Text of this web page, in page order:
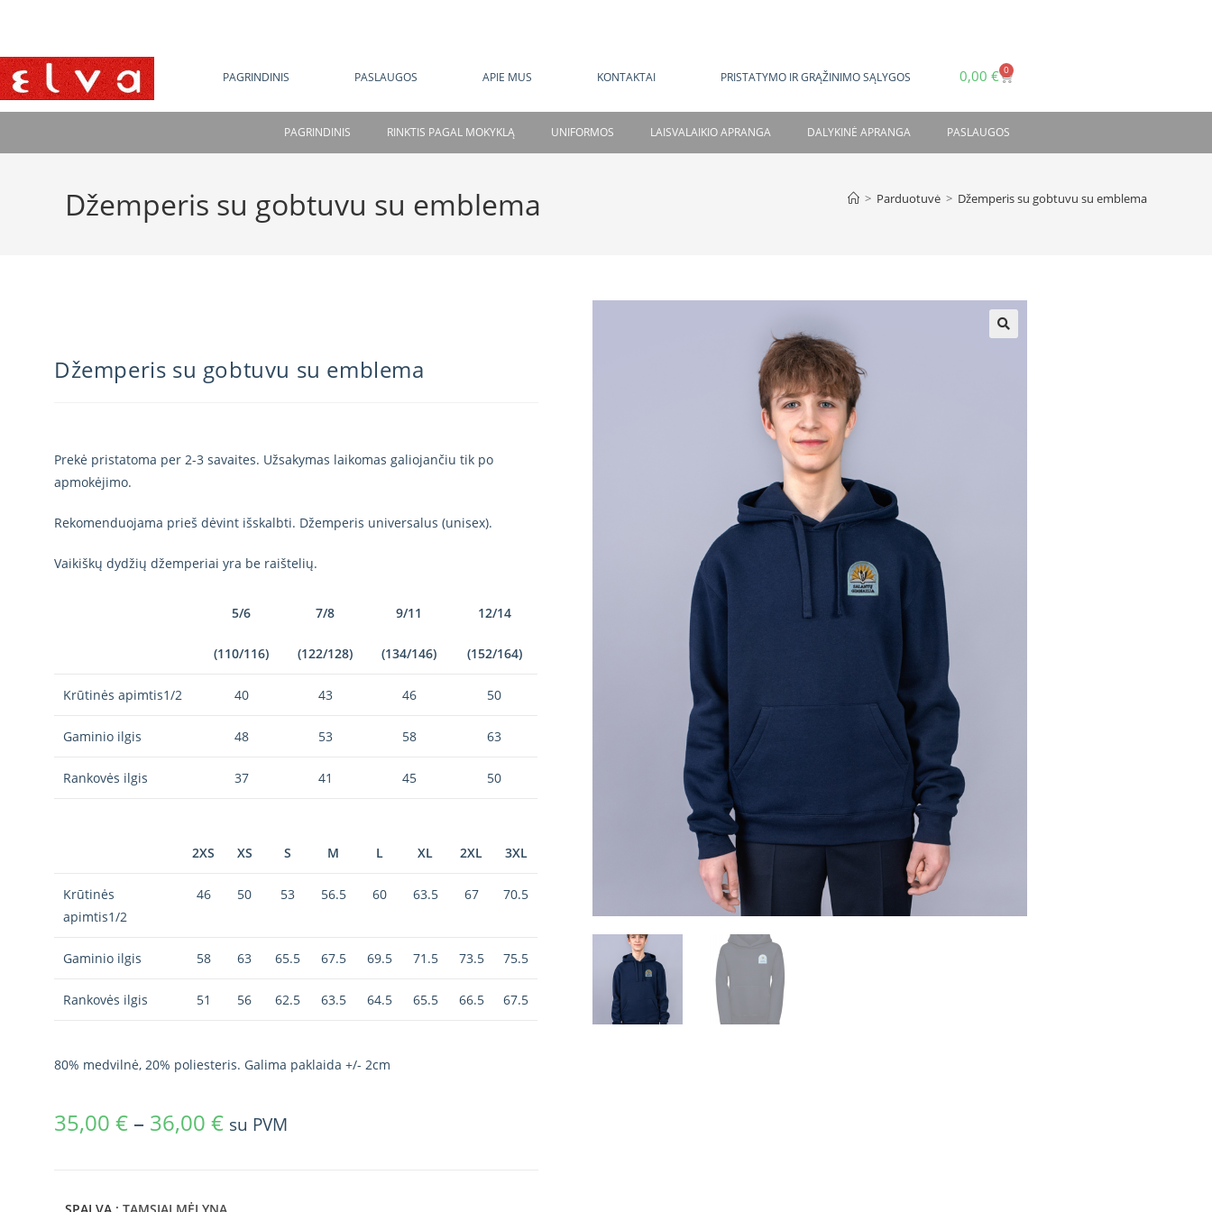
PAGRINDINIS PASLAUGOS APIE MUS KONTAKTAI PRISTATYMO IR GRĄŽINIMO SĄLYGOS 0,00 € 0
PAGRINDINIS RINKTIS PAGAL MOKYKLĄ UNIFORMOS LAISVALAIKIO APRANGA DALYKINĖ APRANGA PASLAUGOS
Džemperis su gobtuvu su emblema > Parduotuvė > Džemperis su gobtuvu su emblema
Džemperis su gobtuvu su emblema
Prekė pristatoma per 2-3 savaites. Užsakymas laikomas galiojančiu tik po
apmokėjimo.
Rekomenduojama prieš dėvint išskalbti. Džemperis universalus (unisex).
Vaikiškų dydžių džemperiai yra be raištelių.
5/6
(110/116)
7/8
(122/128)
9/11
(134/146)
12/14
(152/164)
Krūtinės apimtis1/2 40 43 46 50
Gaminio ilgis 48 53 58 63
Rankovės ilgis 37 41 45 50
2XS XS S M L XL 2XL 3XL
Krūtinės
apimtis1/2
46 50 53 56.5 60 63.5 67 70.5
Gaminio ilgis 58 63 65.5 67.5 69.5 71.5 73.5 75.5
Rankovės ilgis 51 56 62.5 63.5 64.5 65.5 66.5 67.5
80% medvilnė, 20% poliesteris. Galima paklaida +/- 2cm
35,00 € – 36,00 € su PVM